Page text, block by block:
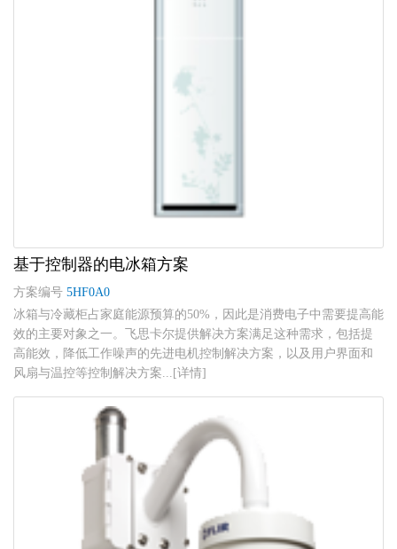
基于控制器的电冰箱方案
方案编号 5HF0A0
冰箱与冷藏柜占家庭能源预算的50%，因此是消费电子中需要提高能
效的主要对象之一。飞思卡尔提供解决方案满足这种需求，包括提
高能效，降低工作噪声的先进电机控制解决方案，以及用户界面和
风扇与温控等控制解决方案...[详情]